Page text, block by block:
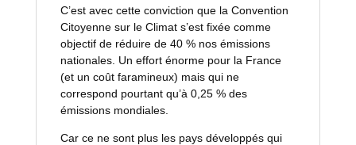
C’est avec cette conviction que la Convention
Citoyenne sur le Climat s’est fixée comme
objectif de réduire de 40 % nos émissions
nationales. Un effort énorme pour la France
(et un coût faramineux) mais qui ne
correspond pourtant qu’à 0,25 % des
émissions mondiales.
Car ce ne sont plus les pays développés qui